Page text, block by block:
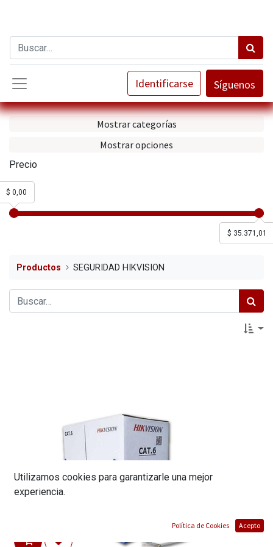
Identificarse Síguenos
Mostrar categorías
Mostrar opciones
Precio
$ 35.371,01
$ 0,00
Productos SEGURIDAD HIKVISION
Utilizamos cookies para garantizarle una mejor
experiencia.
Política de Cookies Acepto